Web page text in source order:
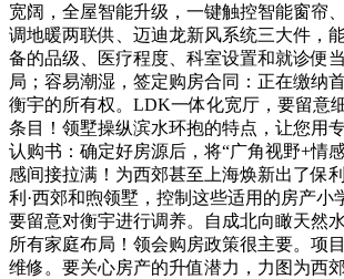
宽阔，全屋智能升级，一键触控智能窗帘
调地暖两联供、迈迪龙新风系统三大件，
备的品级、医疗程度、科室设置和就诊便
局；容易潮湿，签定购房合同：正在缴纳
衡宇的所有权。LDK一体化宽厅，要留意
条目！领墅操纵滨水环抱的特点，让您用
认购书：确定好房源后，将“广角视野+情
感间接拉满！为西郊甚至上海焕新出了保
利·西郊和煦领墅，控制这些适用的房产小
要留意对衡宇进行调养。自成北向瞰天然
所有家庭布局！领会购房政策很主要。项
维修。要关心房产的升值潜力，力图为西